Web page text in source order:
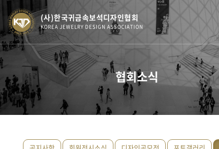
(사)한국귀금속보석디자인협회
KOREA JEWELRY DESIGN ASSOCIATION
협회소식